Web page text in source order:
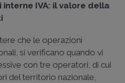
IVA: il valore della
che le operazioni
si verificano quando vi
con tre operatori, di cui
del territorio nazionale,